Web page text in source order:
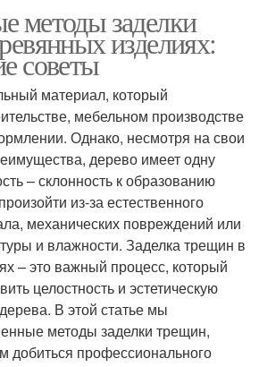
методы заделки
изделиях:
советы
материал, который
мебельном производстве
Однако, несмотря на свои
дерево имеет одну
– склонность к образованию
из-за естественного
механических повреждений или
и влажности. Заделка трещин в
– это важный процесс, который
целостность и эстетическую
В этой статье мы
методы заделки трещин,
добиться профессионального